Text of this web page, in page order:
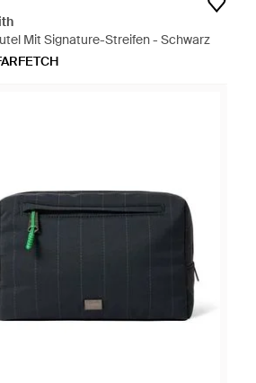
Mit Signature-Streifen - Schwarz